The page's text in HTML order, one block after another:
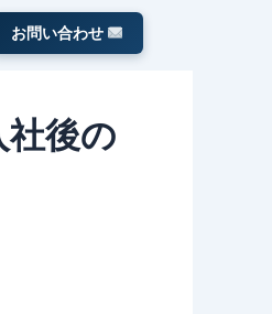
お問い合わせ
後の